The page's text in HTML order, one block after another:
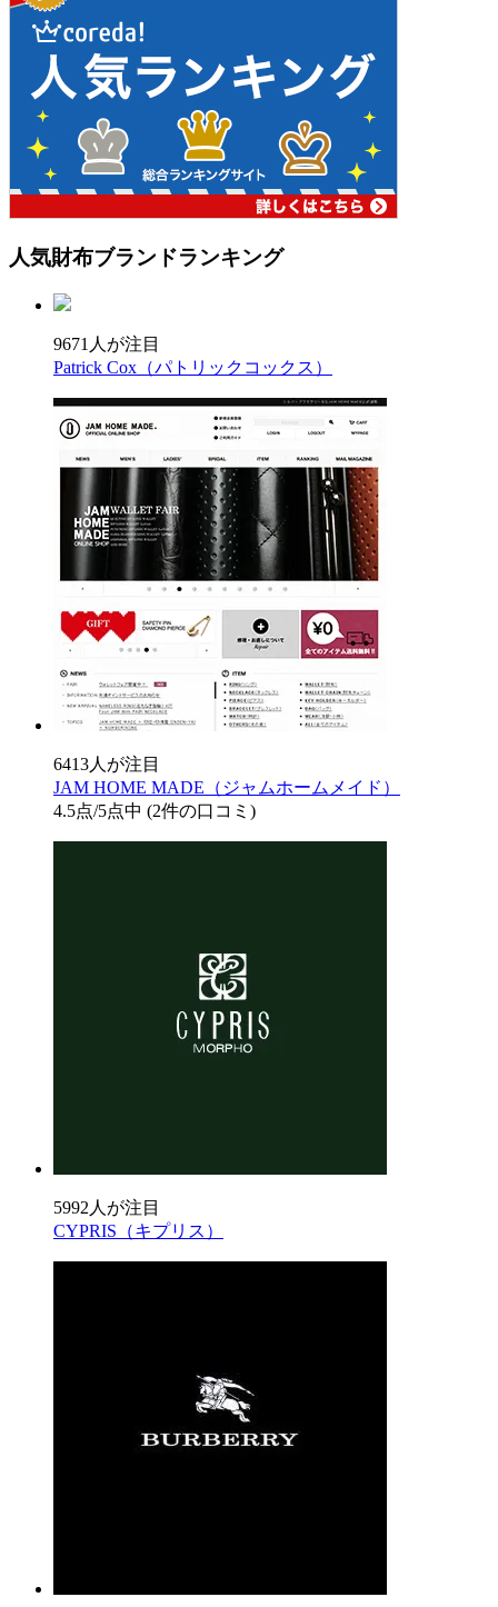
人気財布ブランドランキング
9671人が注目
Patrick Cox（パトリックコックス）
6413人が注目
JAM HOME MADE（ジャムホームメイド）
4.5点/5点中 (2件の口コミ)
5992人が注目
CYPRIS（キプリス）